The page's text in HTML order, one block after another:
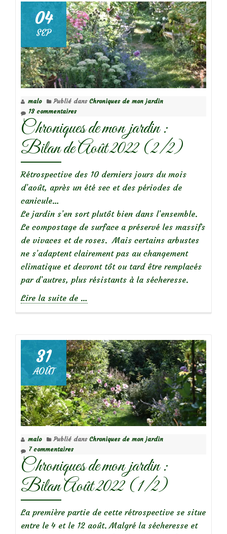
est
plus
qu’une
autre
04
SEP
malo Publié dans Chroniques de mon jardin
13 commentaires
Chroniques de mon jardin :
Bilan de Août 2022 (2/2)
Rétrospective des 10 derniers jours du mois
d’août, après un été sec et des périodes de
canicule…
Le jardin s’en sort plutôt bien dans l’ensemble.
Le compostage de surface a préservé les massifs
de vivaces et de roses. Mais certains arbustes
ne s’adaptent clairement pas au changement
climatique et devront tôt ou tard être remplacés
par d’autres, plus résistants à la sécheresse.
Lire la suite de
mon
jardin
:
Bilan
de
Août
2022
(2/2)
…
31
AOÛT
malo Publié dans Chroniques de mon jardin
7 commentaires
Chroniques de mon jardin :
Bilan Août 2022 (1/2)
La première partie de cette rétrospective se situe
entre le 4 et le 12 août. Malgré la sécheresse et